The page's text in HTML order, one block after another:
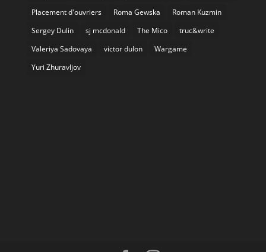
Placement d'ouvriers
Roma Gewska
Roman Kuzmin
Sergey Dulin
sj mcdonald The Mico
truc&write
Valeriya Sadovaya
victor dulon
Wargame
Yuri Zhuravljov